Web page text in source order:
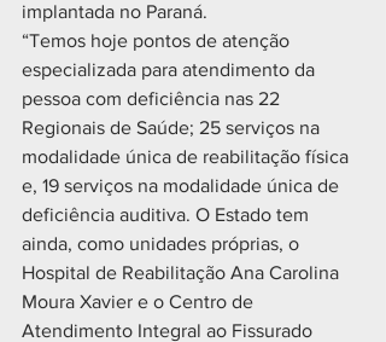
implantada no Paraná.
“Temos hoje pontos de atenção
especializada para atendimento da
pessoa com deficiência nas 22
Regionais de Saúde; 25 serviços na
modalidade única de reabilitação física
e, 19 serviços na modalidade única de
deficiência auditiva. O Estado tem
ainda, como unidades próprias, o
Hospital de Reabilitação Ana Carolina
Moura Xavier e o Centro de
Atendimento Integral ao Fissurado